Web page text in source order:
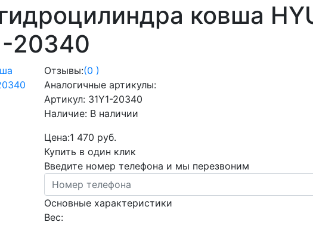
ковша
20340
Отзывы:(0 )
Аналогичные артикулы:
Артикул: 31Y1-20340
Наличие: В наличии
Цена:1 470 руб.
Купить в один клик
Введите номер телефона и мы перезвоним
Основные характеристики
Вес: